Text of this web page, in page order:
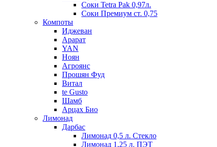
Соки Tetra Pak 0,97л.
Соки Премиум ст. 0,75
Компоты
Иджеван
Арарат
YAN
Ноян
Агроянс
Прошян Фуд
Витал
te Gusto
Шамб
Арцах Био
Лимонад
Дарбас
Лимонад 0,5 л. Стекло
Лимонад 1,25 л. ПЭТ